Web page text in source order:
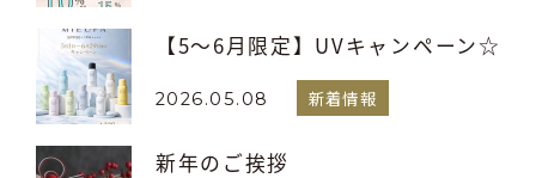
【5～6月限定】UVキャンペーン☆
2026.05.08 新着情報
新年のご挨拶